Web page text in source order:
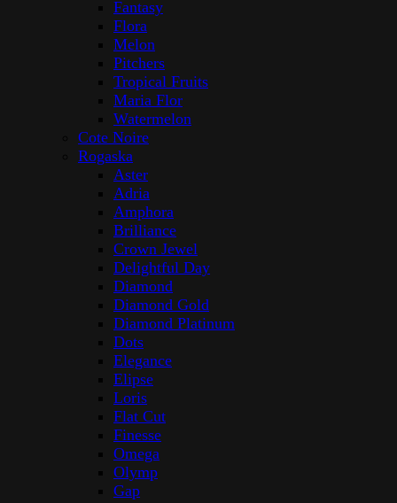
Fantasy
Flora
Melon
Pitchers
Tropical Fruits
Maria Flor
Watermelon
Cote Noire
Rogaska
Aster
Adria
Amphora
Brilliance
Crown Jewel
Delightful Day
Diamond
Diamond Gold
Diamond Platinum
Dots
Elegance
Elipse
Loris
Flat Cut
Finesse
Omega
Olymp
Gap